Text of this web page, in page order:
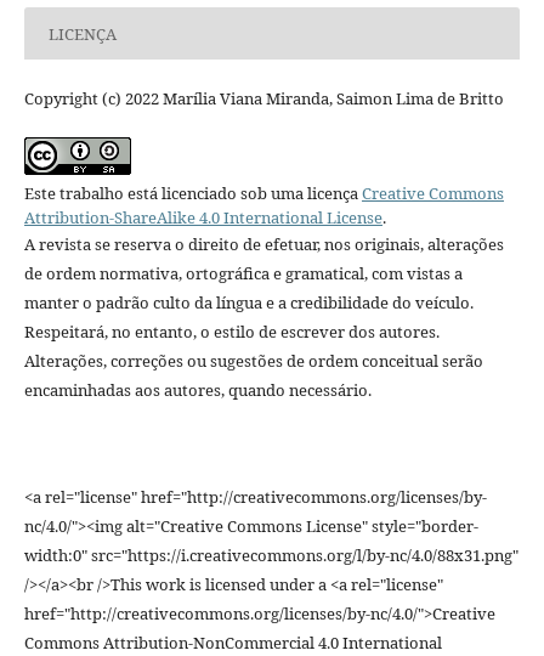
LICENÇA
Copyright (c) 2022 Marília Viana Miranda, Saimon Lima de Britto
Este trabalho está licenciado sob uma licençaCreative Commons
Attribution-ShareAlike 4.0 International License.
A revista se reserva o direito de efetuar, nos originais, alterações
de ordem normativa, ortográfica e gramatical, com vistas a
manter o padrão culto da língua e a credibilidade do veículo.
Respeitará, no entanto, o estilo de escrever dos autores.
Alterações, correções ou sugestões de ordem conceitual serão
encaminhadas aos autores, quando necessário.
<a rel="license" href="http://creativecommons.org/licenses/by-
nc/4.0/"><img alt="Creative Commons License" style="border-
width:0" src="https://i.creativecommons.org/l/by-nc/4.0/88x31.png"
/></a><br />This work is licensed under a <a rel="license"
href="http://creativecommons.org/licenses/by-nc/4.0/">Creative
Commons Attribution-NonCommercial 4.0 International